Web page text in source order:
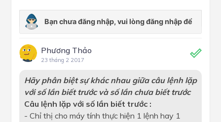
Phương Thảo
23 tháng 2 2017
Hãy phân biệt sự khác nhau giữa câu lệnh lặp
với số lần biết trước và số lần chưa biết trước
Câu lệnh lặp với số lần biết trước :
- Chỉ thị cho máy tính thực hiện 1 lệnh hay 1